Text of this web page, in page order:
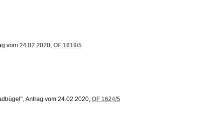
vom 24.02.2020, OF 1619/5
Antrag vom 24.02.2020, OF 1624/5